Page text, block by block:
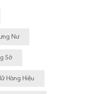
Nư
Sở
Hàng Hiệu